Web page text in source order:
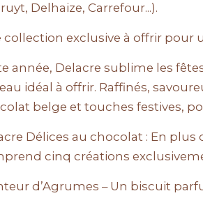
Delhaize, Carrefour...).
collection exclusive à offrir pour
année, Delacre sublime les
idéal à offrir. Raffinés,
belge et touches festives,
Délices au chocolat : En
cinq créations
d’Agrumes – Un biscuit